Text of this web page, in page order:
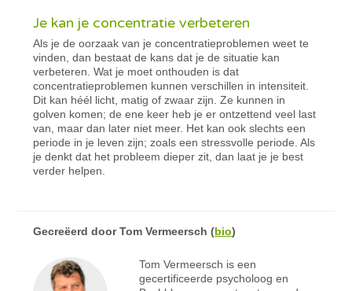
Je kan je concentratie verbeteren
Als je de oorzaak van je concentratieproblemen weet te
vinden, dan bestaat de kans dat je de situatie kan
verbeteren. Wat je moet onthouden is dat
concentratieproblemen kunnen verschillen in intensiteit.
Dit kan héél licht, matig of zwaar zijn. Ze kunnen in
golven komen; de ene keer heb je er ontzettend veel last
van, maar dan later niet meer. Het kan ook slechts een
periode in je leven zijn; zoals een stressvolle periode. Als
je denkt dat het probleem dieper zit, dan laat je je best
verder helpen.
Gecreëerd doorTom Vermeersch (bio)
Tom Vermeersch is een
gecertificeerde psycholoog en